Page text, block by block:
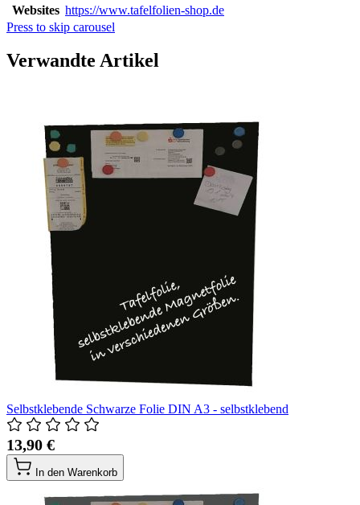
Websites https://www.tafelfolien-shop.de
Press to skip carousel
Verwandte Artikel
Selbstklebende Schwarze Folie DIN A3 - selbstklebend
13,90 €
In den Warenkorb